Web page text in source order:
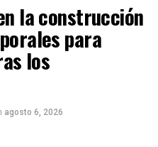
la construcción
para
los
agosto 6, 2026